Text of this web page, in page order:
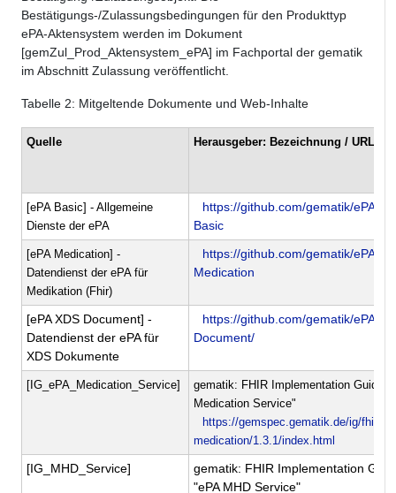
Bestätigungs-/Zulassungsbedingungen für den Produkttyp
ePA-Aktensystem werden im Dokument
[gemZul_Prod_Aktensystem_ePA] im Fachportal der gematik
im Abschnitt Zulassung veröffentlicht.
Tabelle 2: Mitgeltende Dokumente und Web-Inhalte
Quelle Herausgeber: Bezeichnung / URL
[ePA Basic] - Allgemeine
Dienste der ePA
https://github.com/gematik/ePA-
Basic
[ePA Medication] -
Datendienst der ePA für
Medikation (Fhir)
https://github.com/gematik/ePA-
Medication
[ePA XDS Document] -
Datendienst der ePA für
XDS Dokumente
https://github.com/gematik/ePA-
Document/
[IG_ePA_Medication_Service]
gematik: FHIR Implementation Guide
Medication Service"
https://gemspec.gematik.de/ig/fhir/
medication/1.3.1/index.html
[IG_MHD_Service]
gematik: FHIR Implementation
"ePA MHD Service"